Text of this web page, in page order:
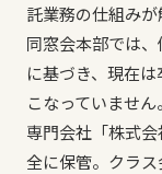
託業務の仕組みが
同窓会本部では
に基づき、現在
こなっていませ
専門会社「株式
全に保管。クラ